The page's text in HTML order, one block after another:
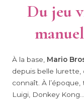
Du jeu
À la base, Mario
depuis belle
connaît. À l’époque,
Luigi, Donkey